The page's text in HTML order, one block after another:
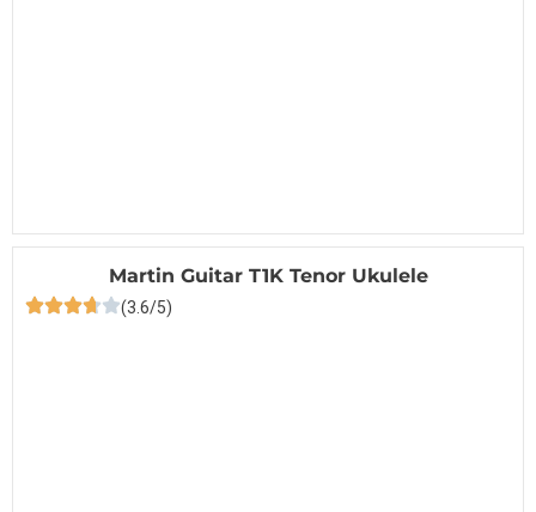
Martin Guitar T1K Tenor Ukulele
(3.6/5)